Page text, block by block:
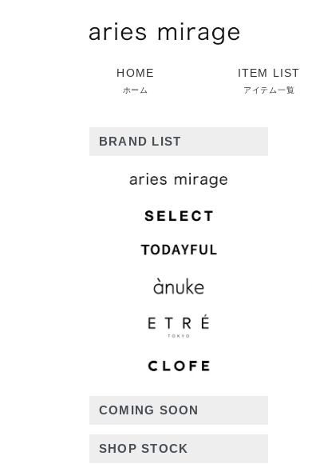
HOME
ホーム
ITEM LIST
アイテム一覧
BRAND LIST
COMING SOON
SHOP STOCK